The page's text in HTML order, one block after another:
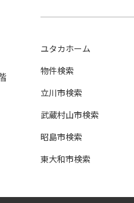
ユタカホーム
物件検索
立川市検索
武蔵村山市検索
昭島市検索
東大和市検索